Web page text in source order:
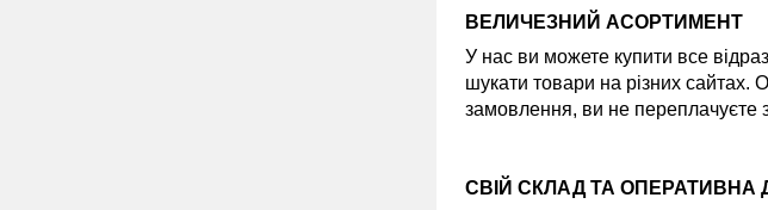
ВЕЛИЧЕЗНИЙ АСОРТИМЕНТ
У нас ви можете купити все
шукати товари на різних
замовлення, ви не переплачуєте
СВІЙ СКЛАД ТА ОПЕРАТИВНА